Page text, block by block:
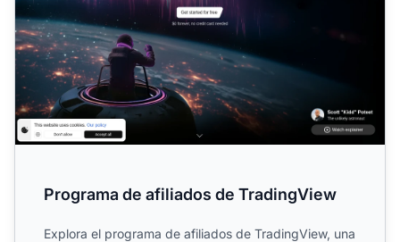
Programa de afiliados de TradingView
Explora el programa de afiliados de TradingView, una